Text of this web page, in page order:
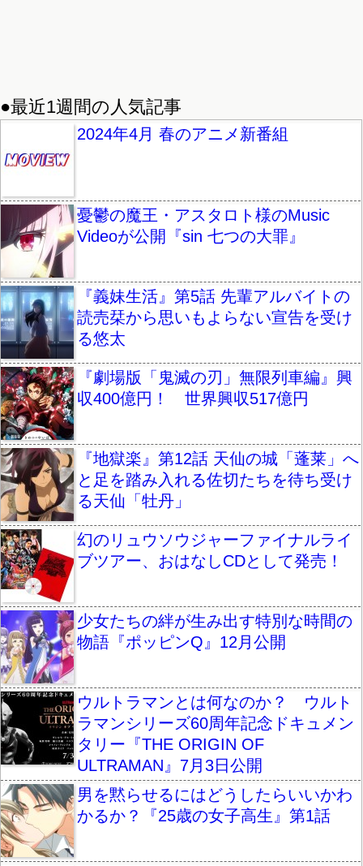
●最近1週間の人気記事
2024年4月 春のアニメ新番組
憂鬱の魔王・アスタロト様のMusic
Videoが公開『sin 七つの大罪』
『義妹生活』第5話 先輩アルバイトの
読売栞から思いもよらない宣告を受け
る悠太
『劇場版「鬼滅の刃」無限列車編』興
収400億円！ 世界興収517億円
『地獄楽』第12話 天仙の城「蓬莱」へ
と足を踏み入れる佐切たちを待ち受け
る天仙「牡丹」
幻のリュウソウジャーファイナルライ
ブツアー、おはなしCDとして発売！
少女たちの絆が生み出す特別な時間の
物語『ポッピンQ』12月公開
ウルトラマンとは何なのか？ ウルト
ラマンシリーズ60周年記念ドキュメン
タリー『THE ORIGIN OF
ULTRAMAN』7月3日公開
男を黙らせるにはどうしたらいいかわ
かるか？『25歳の女子高生』第1話